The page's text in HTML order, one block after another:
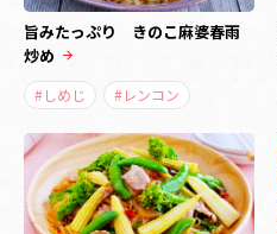
旨みたっぷり きのこ麻婆春雨
炒め
#しめじ #レンコン